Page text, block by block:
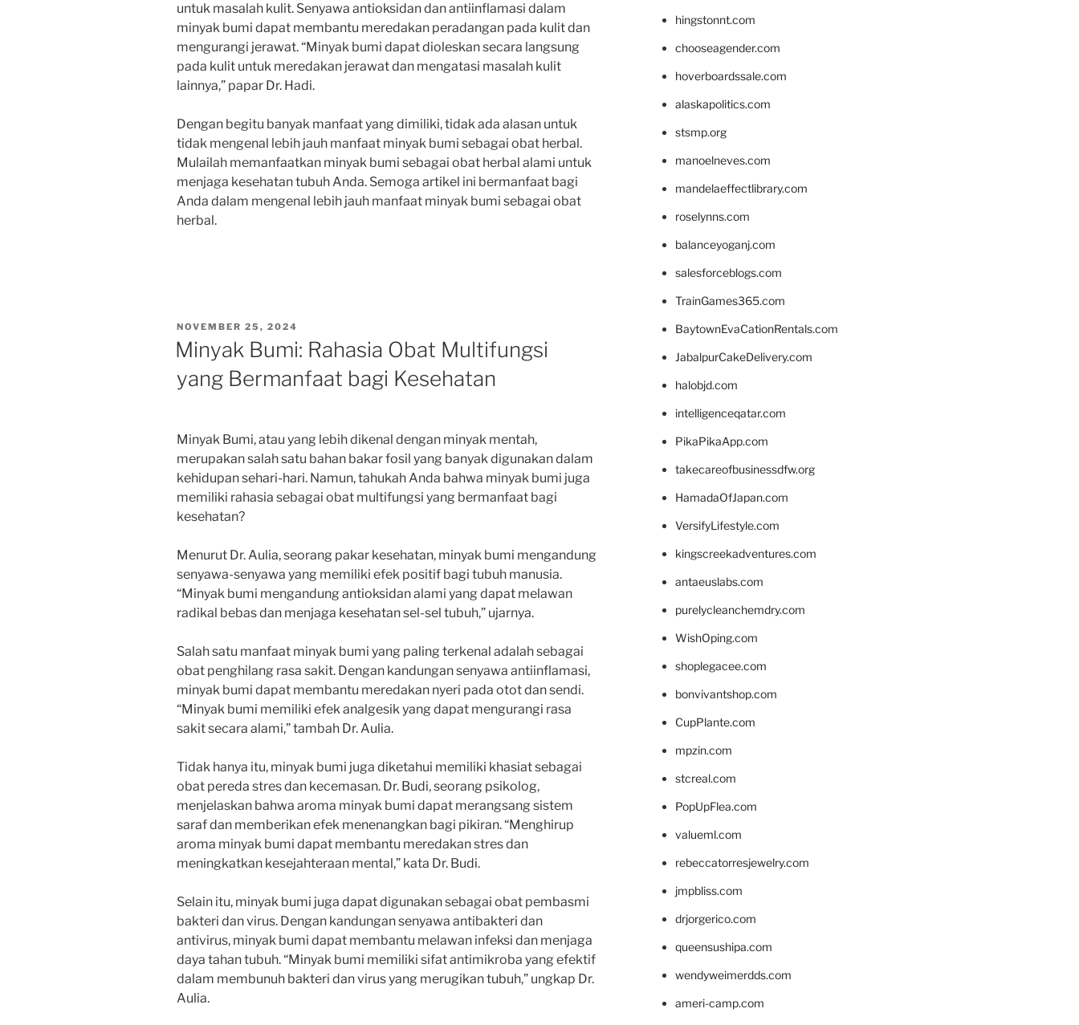
untuk masalah kulit. Senyawa antioksidan dan antiinflamasi dalam
minyak bumi dapat membantu meredakan peradangan pada kulit dan
mengurangi jerawat. “Minyak bumi dapat dioleskan secara langsung
pada kulit untuk meredakan jerawat dan mengatasi masalah kulit
lainnya,” papar Dr. Hadi.
Dengan begitu banyak manfaat yang dimiliki, tidak ada alasan untuk
tidak mengenal lebih jauh manfaat minyak bumi sebagai obat herbal.
Mulailah memanfaatkan minyak bumi sebagai obat herbal alami untuk
menjaga kesehatan tubuh Anda. Semoga artikel ini bermanfaat bagi
Anda dalam mengenal lebih jauh manfaat minyak bumi sebagai obat
herbal.
POSTED
ON
NOVEMBER 25, 2024
Minyak Bumi: Rahasia Obat Multifungsi
yang Bermanfaat bagi Kesehatan
Minyak Bumi, atau yang lebih dikenal dengan minyak mentah,
merupakan salah satu bahan bakar fosil yang banyak digunakan dalam
kehidupan sehari-hari. Namun, tahukah Anda bahwa minyak bumi juga
memiliki rahasia sebagai obat multifungsi yang bermanfaat bagi
kesehatan?
Menurut Dr. Aulia, seorang pakar kesehatan, minyak bumi mengandung
senyawa-senyawa yang memiliki efek positif bagi tubuh manusia.
“Minyak bumi mengandung antioksidan alami yang dapat melawan
radikal bebas dan menjaga kesehatan sel-sel tubuh,” ujarnya.
Salah satu manfaat minyak bumi yang paling terkenal adalah sebagai
obat penghilang rasa sakit. Dengan kandungan senyawa antiinflamasi,
minyak bumi dapat membantu meredakan nyeri pada otot dan sendi.
“Minyak bumi memiliki efek analgesik yang dapat mengurangi rasa
sakit secara alami,” tambah Dr. Aulia.
Tidak hanya itu, minyak bumi juga diketahui memiliki khasiat sebagai
obat pereda stres dan kecemasan. Dr. Budi, seorang psikolog,
menjelaskan bahwa aroma minyak bumi dapat merangsang sistem
saraf dan memberikan efek menenangkan bagi pikiran. “Menghirup
aroma minyak bumi dapat membantu meredakan stres dan
meningkatkan kesejahteraan mental,” kata Dr. Budi.
Selain itu, minyak bumi juga dapat digunakan sebagai obat pembasmi
bakteri dan virus. Dengan kandungan senyawa antibakteri dan
antivirus, minyak bumi dapat membantu melawan infeksi dan menjaga
daya tahan tubuh. “Minyak bumi memiliki sifat antimikroba yang efektif
dalam membunuh bakteri dan virus yang merugikan tubuh,” ungkap Dr.
Aulia.
hingstonnt.com
chooseagender.com
hoverboardssale.com
alaskapolitics.com
stsmp.org
manoelneves.com
mandelaeffectlibrary.com
roselynns.com
balanceyoganj.com
salesforceblogs.com
TrainGames365.com
BaytownEvaCationRentals.com
JabalpurCakeDelivery.com
halobjd.com
intelligenceqatar.com
PikaPikaApp.com
takecareofbusinessdfw.org
HamadaOfJapan.com
VersifyLifestyle.com
kingscreekadventures.com
antaeuslabs.com
purelycleanchemdry.com
WishOping.com
shoplegacee.com
bonvivantshop.com
CupPlante.com
mpzin.com
stcreal.com
PopUpFlea.com
valueml.com
rebeccatorresjewelry.com
jmpbliss.com
drjorgerico.com
queensushipa.com
wendyweimerdds.com
ameri-camp.com